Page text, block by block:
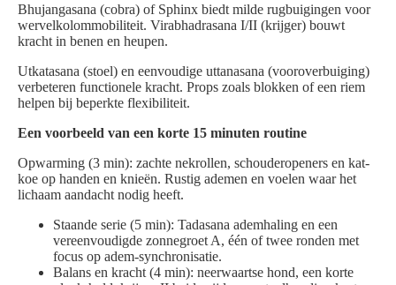
Bhujangasana (cobra) of Sphinx biedt milde rugbuigingen voor
wervelkolommobiliteit. Virabhadrasana I/II (krijger) bouwt
kracht in benen en heupen.
Utkatasana (stoel) en eenvoudige uttanasana (vooroverbuiging)
verbeteren functionele kracht. Props zoals blokken of een riem
helpen bij beperkte flexibiliteit.
Een voorbeeld van een korte 15 minuten routine
Opwarming (3 min): zachte nekrollen, schouderopeners en kat-
koe op handen en knieën. Rustig ademen en voelen waar het
lichaam aandacht nodig heeft.
Staande serie (5 min): Tadasana ademhaling en een
vereenvoudigde zonnegroet A, één of twee ronden met
focus op adem-synchronisatie.
Balans en kracht (4 min): neerwaartse hond, een korte